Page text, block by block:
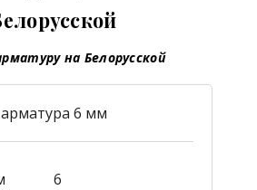
на Белорусской
арматура 6 мм
6